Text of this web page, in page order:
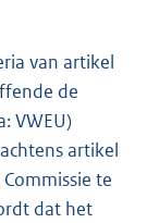
van artikel
de
VWEU)
artikel
te
dat het